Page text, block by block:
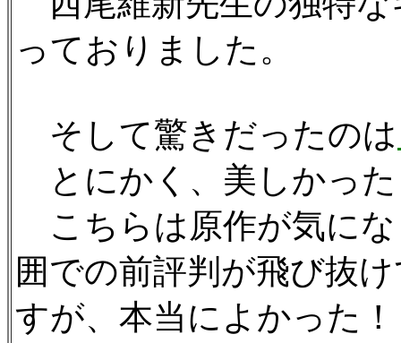
っておりました。
そして驚きだったのは
とにかく、美しかっ
こちらは原作が気に
囲での前評判が飛び抜
すが、本当によかった